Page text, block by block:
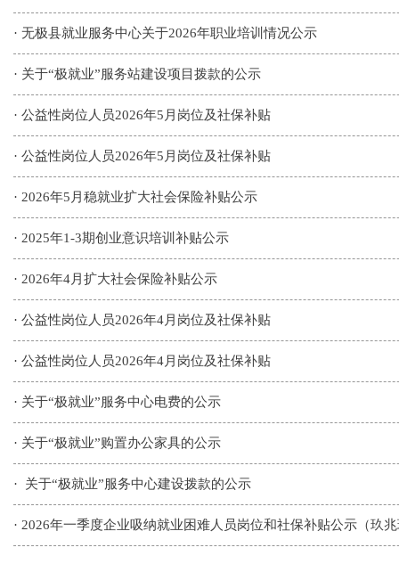
· 无极县就业服务中心关于2026年职业培训情况公示
· 关于“极就业”服务站建设项目拨款的公示
· 公益性岗位人员2026年5月岗位及社保补贴
· 公益性岗位人员2026年5月岗位及社保补贴
· 2026年5月稳就业扩大社会保险补贴公示
· 2025年1-3期创业意识培训补贴公示
· 2026年4月扩大社会保险补贴公示
· 公益性岗位人员2026年4月岗位及社保补贴
· 公益性岗位人员2026年4月岗位及社保补贴
· 关于“极就业”服务中心电费的公示
· 关于“极就业”购置办公家具的公示
· 关于“极就业”服务中心建设拨款的公示
· 2026年一季度企业吸纳就业困难人员岗位和社保补贴公示（玖